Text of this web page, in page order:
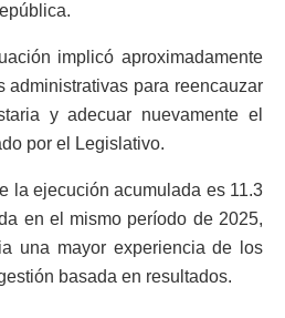
implicó aproximadamente
administrativas para reencauzar
y adecuar nuevamente el
por el Legislativo.
la ejecución acumulada es 11.3
en el mismo período de 2025,
una mayor experiencia de los
basada en resultados.